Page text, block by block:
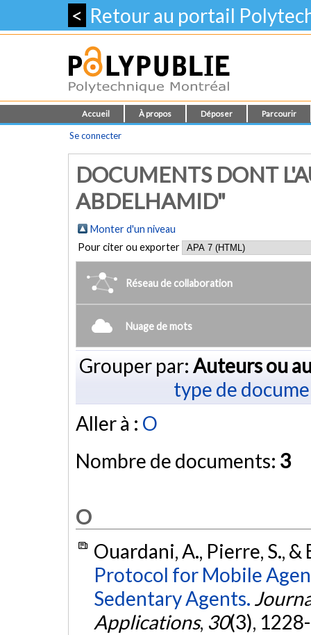
< Retour au portail
Accueil À propos Déposer Parcourir
Se connecter
DOCUMENTS DONT
ABDELHAMID"
Monter d'un niveau
Pour citer ou exporter
Réseau de collaboration
Nuage de mots
Grouper par: Auteurs ou
type de
Aller à : O
Nombre de documents: 3
O
Ouardani, A., Pierre, S.,
Protocol for Mobile
Sedentary Agents.
Applications, 30(3),